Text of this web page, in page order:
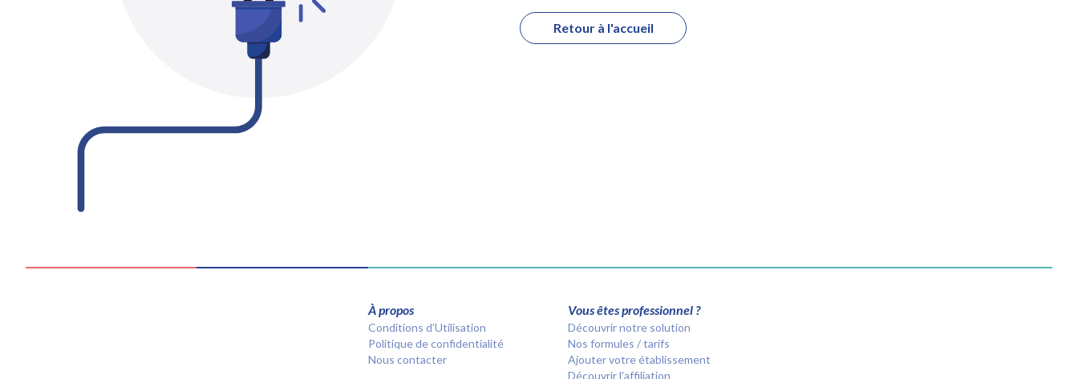
Retour à l'accueil
À propos
Conditions d’Utilisation
Politique de confidentialité
Nous contacter
Vous êtes professionnel ?
Découvrir notre solution
Nos formules / tarifs
Ajouter votre établissement
Découvrir l'affiliation